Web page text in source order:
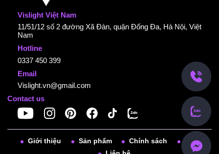
Vislight Việt Nam
11/51/12 số 2 đường Xã Đàn, quận Đống Đa, Hà Nội, Việt
Nam
Hotline
0337 450 399
Email
Vislight.vn@gmail.com
Contact us
Giới thiệu Sản phẩm Chính sách
Tin tức